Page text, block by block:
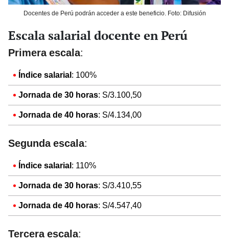
Docentes de Perú podrán acceder a este beneficio. Foto: Difusión
Escala salarial docente en Perú
Primera escala:
Índice salarial: 100%
Jornada de 30 horas: S/3.100,50
Jornada de 40 horas: S/4.134,00
Segunda escala:
Índice salarial: 110%
Jornada de 30 horas: S/3.410,55
Jornada de 40 horas: S/4.547,40
Tercera escala: